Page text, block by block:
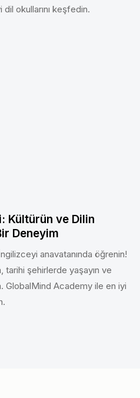
okullarını keşfedin.
Kültürün ve Dilin
Deneyim
anavatanında öğrenin!
şehirlerde yaşayın ve
GlobalMind Academy ile en iyi